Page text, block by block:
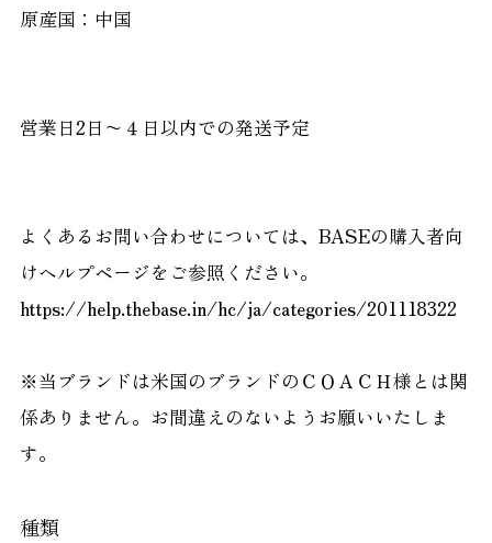
原産国：中国
営業日2日〜４日以内での発送予定
よくあるお問い合わせについては、BASEの購入者向
けヘルプページをご参照ください。
https://help.thebase.in/hc/ja/categories/201118322
※当ブランドは米国のブランドのＣＯＡＣＨ様とは関
係ありません。お間違えのないようお願いいたしま
す。
種類